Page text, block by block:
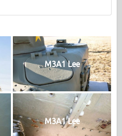
M3A1 Lee
M3A1 Lee